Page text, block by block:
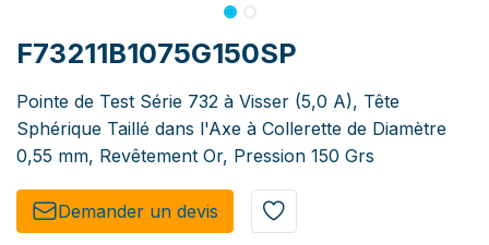
F73211B1075G150SP
Pointe de Test Série 732 à Visser (5,0 A), Tête
Sphérique Taillé dans l'Axe à Collerette de Diamètre
0,55 mm, Revêtement Or, Pression 150 Grs
Demander un de​​vis​​